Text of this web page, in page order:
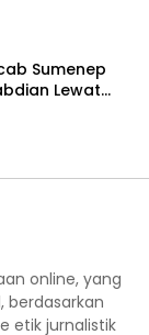
Sumenep
Lewat
online, yang
berdasarkan
etik jurnalistik